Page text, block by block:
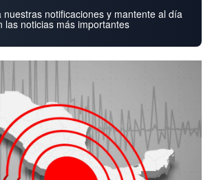
nuestras notificaciones y mantente al día
las noticias más importantes